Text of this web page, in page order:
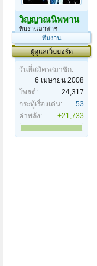
วิญญาณนิพพาน
ทีมงานอาสาฯ
ทีมงาน
ผู้ดูแลเว็บบอร์ด
วันที่สมัครสมาชิก:
6 เมษายน 2008
โพสต์:
24,317
กระทู้เรื่องเด่น:
53
ค่าพลัง:
+21,733